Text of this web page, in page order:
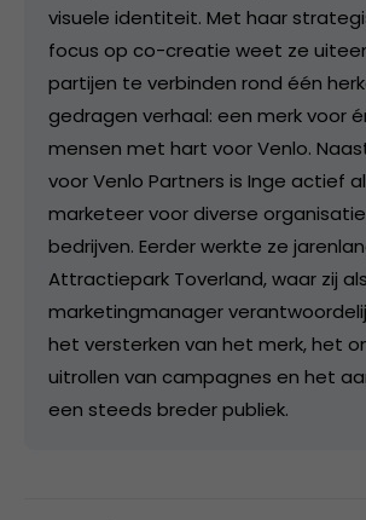
visuele identiteit. Met haar
focus op co-creatie weet ze
partijen te verbinden rond één
gedragen verhaal: een merk voor
mensen met hart voor Venlo.
voor Venlo Partners is Inge actief
marketeer voor diverse
bedrijven. Eerder werkte ze
Attractiepark Toverland, waar zij als
marketingmanager
het versterken van het merk, het
uitrollen van campagnes en het
een steeds breder publiek.